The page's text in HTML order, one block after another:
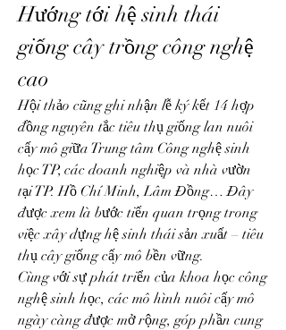
Hướng tới hệ sinh thái
giống cây trồng công nghệ
cao
Hội thảo cũng ghi nhận lễ ký kết 14 hợp
đồng nguyên tắc tiêu thụ giống lan nuôi
cấy mô giữa Trung tâm Công nghệ sinh
học TP, các doanh nghiệp và nhà vườn
tại TP. Hồ Chí Minh, Lâm Đồng… Đây
được xem là bước tiến quan trọng trong
việc xây dựng hệ sinh thái sản xuất – tiêu
thụ cây giống cấy mô bền vững.
Cùng với sự phát triển của khoa học công
nghệ sinh học, các mô hình nuôi cấy mô
ngày càng được mở rộng, góp phần cung